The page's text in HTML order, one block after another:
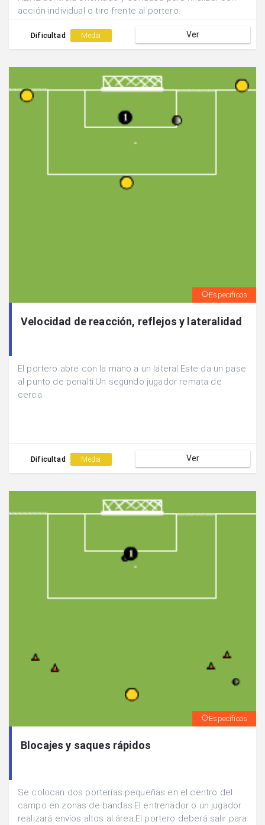
acción individual o tiro frente al portero.
Dificultad Media Ver
Específicos
Velocidad de reacción, reflejos y lateralidad
El portero abre con la mano a un lateral.Este da un pase
al punto de penalti.Un segundo jugador remata de
cerca.
Dificultad Media Ver
Específicos
Blocajes y saques rápidos
Se colocan dos porterías pequeñas en el centro del
campo en zonas de bandas.El entrenador o un jugador
realizará envíos altos al área.El portero deberá salir para